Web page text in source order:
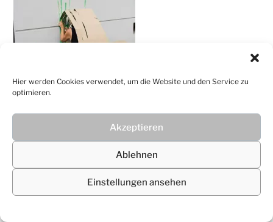
Hier werden Cookies verwendet, um die Website und den Service zu
optimieren.
Akzeptieren
Ablehnen
Einstellungen ansehen
Christiane
Lüdtke
© 2026Christiane Lüdtke